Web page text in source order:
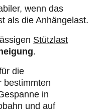
wenn das
als die Anhängelast.
Stützlast
.
die
bestimmten
in
und auf